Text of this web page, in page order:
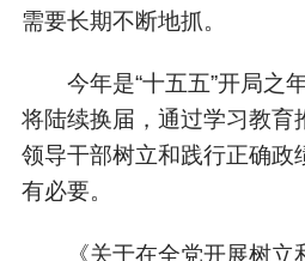
需要长期不断地抓。
今年是“十五五”开局之
将陆续换届，通过学习教育
领导干部树立和践行正确政
有必要。
《关于在全党开展树立